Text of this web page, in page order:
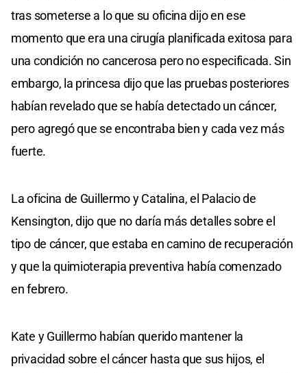
tras someterse a lo que su oficina dijo en ese
momento que era una cirugía planificada exitosa para
una condición no cancerosa pero no especificada. Sin
embargo, la princesa dijo que las pruebas posteriores
habían revelado que se había detectado un cáncer,
pero agregó que se encontraba bien y cada vez más
fuerte.
La oficina de Guillermo y Catalina, el Palacio de
Kensington, dijo que no daría más detalles sobre el
tipo de cáncer, que estaba en camino de recuperación
y que la quimioterapia preventiva había comenzado
en febrero.
Kate y Guillermo habían querido mantener la
privacidad sobre el cáncer hasta que sus hijos, el